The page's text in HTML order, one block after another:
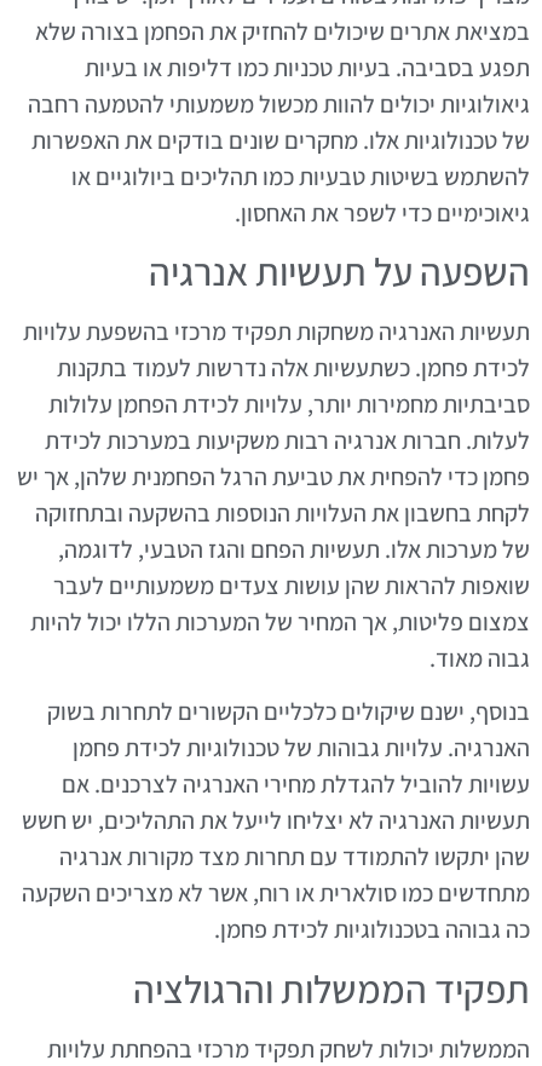
במציאת אתרים שיכולים להחזיק את הפחמן בצורה שלא
תפגע בסביבה. בעיות טכניות כמו דליפות או בעיות
גיאולוגיות יכולים להוות מכשול משמעותי להטמעה רחבה
של טכנולוגיות אלו. מחקרים שונים בודקים את האפשרות
להשתמש בשיטות טבעיות כמו תהליכים ביולוגיים או
גיאוכימיים כדי לשפר את האחסון.
השפעה על תעשיות אנרגיה
תעשיות האנרגיה משחקות תפקיד מרכזי בהשפעת עלויות
לכידת פחמן. כשתעשיות אלה נדרשות לעמוד בתקנות
סביבתיות מחמירות יותר, עלויות לכידת הפחמן עלולות
לעלות. חברות אנרגיה רבות משקיעות במערכות לכידת
פחמן כדי להפחית את טביעת הרגל הפחמנית שלהן, אך יש
לקחת בחשבון את העלויות הנוספות בהשקעה ובתחזוקה
של מערכות אלו. תעשיות הפחם והגז הטבעי, לדוגמה,
שואפות להראות שהן עושות צעדים משמעותיים לעבר
צמצום פליטות, אך המחיר של המערכות הללו יכול להיות
גבוה מאוד.
בנוסף, ישנם שיקולים כלכליים הקשורים לתחרות בשוק
האנרגיה. עלויות גבוהות של טכנולוגיות לכידת פחמן
עשויות להוביל להגדלת מחירי האנרגיה לצרכנים. אם
תעשיות האנרגיה לא יצליחו לייעל את התהליכים, יש חשש
שהן יתקשו להתמודד עם תחרות מצד מקורות אנרגיה
מתחדשים כמו סולארית או רוח, אשר לא מצריכים השקעה
כה גבוהה בטכנולוגיות לכידת פחמן.
תפקיד הממשלות והרגולציה
הממשלות יכולות לשחק תפקיד מרכזי בהפחתת עלויות